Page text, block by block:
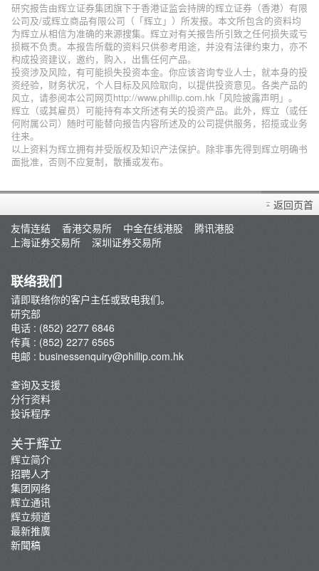
研究报告由辉立证券集团旗下于香港证监会持牌的辉立证券（香港）有限
公司及/或辉立商品有限公司（「辉立」）所发报。本文所包含的资料均
为辉立从相信为准确的来源搜集。辉立对有关报告所引致之任何损失或亏
损概不负责。本报告所载的资料只供参考用途，并没有法律约束力，亦不
构成投资建议，邀约，购入，出售任何产品。
投资涉及风险，有可能损失投资本金。你应该咨询专业人士，就本身的投
资经验，财务状况，个人目标及风险取向，以提供投资意见。各类产品的
风立，请参阅本公司网页http://www.phillip.com.hk「风险披露声明」。
辉立（或其雇员）可能持有本文所述有关的投资产品。此外，辉立（或任
何附属公司）随时可能替向报告内容所述及的公司提供服务，招揽或业务
往来。
以上资料为辉立拥有并受版权及知识产法保护。除非事先得到辉立明确书
面批准，否则不应复制，散播或发布。
返回页首
友情连结
香港交易所 中金在线港股
腾讯港股
上海证券交易所
深圳证券交易所
联络我们
请即联络你的客户主任或致电我们。
研究部
电话 : (852) 2277 6846
传真 : (852) 2277 6565
电邮 : businessenquiry@phillip.com.hk
查询及支援
分行资料
投诉程序
关于辉立
辉立简介
招聘人才
集团网络
辉立通讯
辉立频道
最新推廣
新聞稿